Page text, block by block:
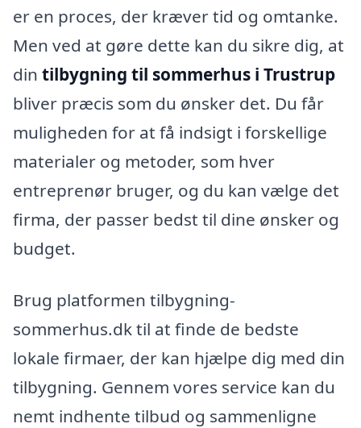
er en proces, der kræver tid og omtanke.
Men ved at gøre dette kan du sikre dig, at
din tilbygning til sommerhus i Trustrup
bliver præcis som du ønsker det. Du får
muligheden for at få indsigt i forskellige
materialer og metoder, som hver
entreprenør bruger, og du kan vælge det
firma, der passer bedst til dine ønsker og
budget.
Brug platformen tilbygning-
sommerhus.dk til at finde de bedste
lokale firmaer, der kan hjælpe dig med din
tilbygning. Gennem vores service kan du
nemt indhente tilbud og sammenligne